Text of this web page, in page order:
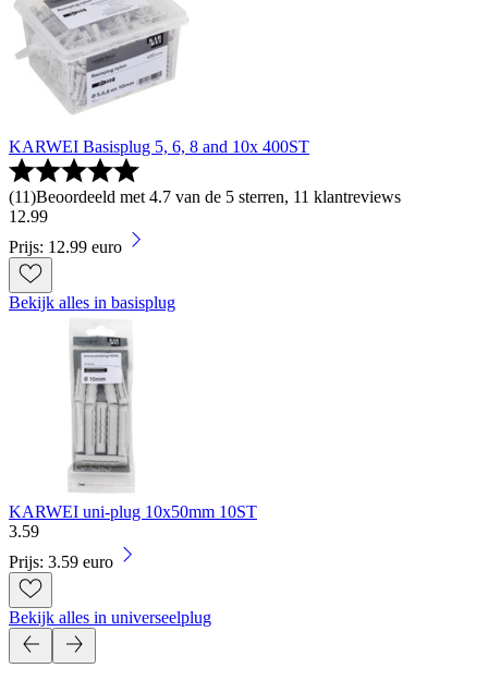
KARWEI Basisplug 5, 6, 8 and 10x 400ST
(11)Beoordeeld met 4.7 van de 5 sterren, 11 klantreviews
12.99
Prijs: 12.99 euro
Bekijk alles in basisplug
KARWEI uni-plug 10x50mm 10ST
3.59
Prijs: 3.59 euro
Bekijk alles in universeelplug